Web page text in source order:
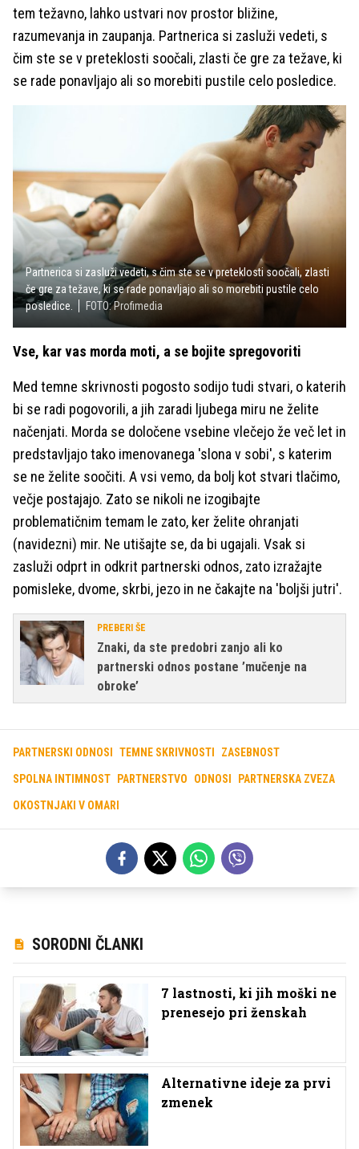
tem težavno, lahko ustvari nov prostor bližine,
razumevanja in zaupanja. Partnerica si zasluži vedeti, s
čim ste se v preteklosti soočali, zlasti če gre za težave, ki
se rade ponavljajo ali so morebiti pustile celo posledice.
Partnerica si zasluži vedeti, s čim ste se v preteklosti soočali, zlasti
če gre za težave, ki se rade ponavljajo ali so morebiti pustile celo
posledice.
FOTO: Profimedia
Vse, kar vas morda moti, a se bojite spregovoriti
Med temne skrivnosti pogosto sodijo tudi stvari, o katerih
bi se radi pogovorili, a jih zaradi ljubega miru ne želite
načenjati. Morda se določene vsebine vlečejo že več let in
predstavljajo tako imenovanega 'slona v sobi', s katerim
se ne želite soočiti. A vsi vemo, da bolj kot stvari tlačimo,
večje postajajo. Zato se nikoli ne izogibajte
problematičnim temam le zato, ker želite ohranjati
(navidezni) mir. Ne utišajte se, da bi ugajali. Vsak si
zasluži odprt in odkrit partnerski odnos, zato izražajte
pomisleke, dvome, skrbi, jezo in ne čakajte na 'boljši jutri'.
PREBERI ŠE
Znaki, da ste predobri zanjo ali ko
partnerski odnos postane ’mučenje na
obroke’
PARTNERSKI ODNOSI TEMNE SKRIVNOSTI ZASEBNOST
SPOLNA INTIMNOST PARTNERSTVO ODNOSI PARTNERSKA ZVEZA
OKOSTNJAKI V OMARI
SORODNI ČLANKI
7 lastnosti, ki jih moški ne
prenesejo pri ženskah
Alternativne ideje za prvi
zmenek